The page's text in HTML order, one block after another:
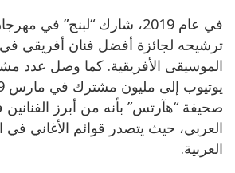
في عام 2019، شارك “لبنج” في
ترشيحه لجائزة أفضل فنان أفريقي
الموسيقى الأفريقية. كما وصل عدد
صحيفة “هآرتس” بأنه من أبرز
العربي، حيث يتصدر قوائم الأغاني في
العربية.